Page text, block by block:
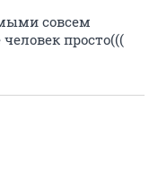
совсем
просто(((